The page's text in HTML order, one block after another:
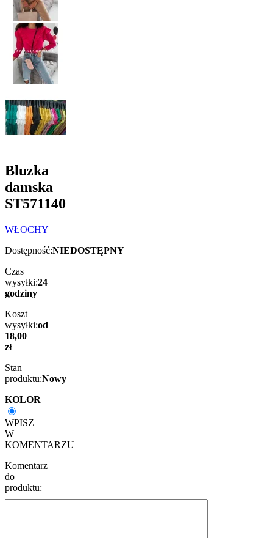
Bluzka
damska
ST571140
WŁOCHY
Dostępność:NIEDOSTĘPNY
Czas
wysyłki:24
godziny
Koszt
wysyłki:od
18,00
zł
Stan
produktu:Nowy
KOLOR
WPISZ
W
KOMENTARZU
Komentarz
do
produktu: